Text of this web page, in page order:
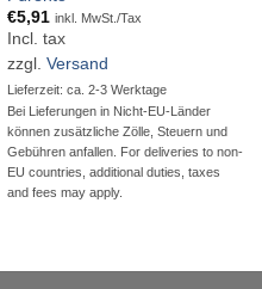
€5,91 inkl. MwSt./Tax
Incl. tax
zzgl. Versand
Lieferzeit: ca. 2-3 Werktage
Bei Lieferungen in Nicht-EU-Länder
können zusätzliche Zölle, Steuern und
Gebühren anfallen. For deliveries to non-
EU countries, additional duties, taxes
and fees may apply.